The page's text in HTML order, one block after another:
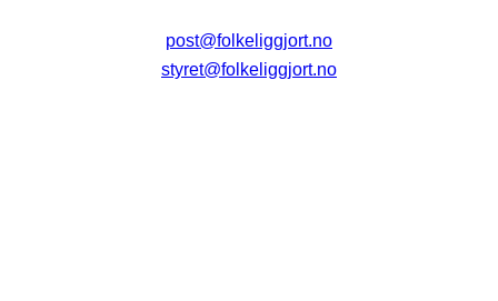
post@folkeliggjort.no
styret@folkeliggjort.no